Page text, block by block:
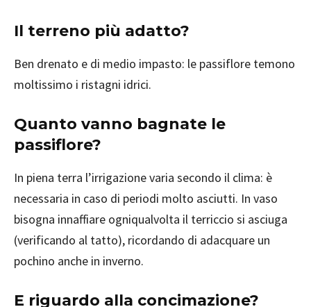
Il terreno più adatto?
Ben drenato e di medio impasto: le passiflore temono
moltissimo i ristagni idrici.
Quanto vanno bagnate le
passiflore?
In piena terra l’irrigazione varia secondo il clima: è
necessaria in caso di periodi molto asciutti. In vaso
bisogna innaffiare ogniqualvolta il terriccio si asciuga
(verificando al tatto), ricordando di adacquare un
pochino anche in inverno.
E riguardo alla concimazione?